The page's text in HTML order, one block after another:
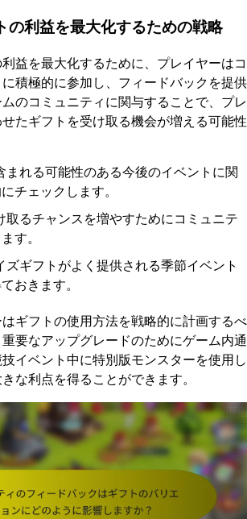
の利益を最大化するための戦略
益を最大化するために、プレイヤーはコ
積極的に参加し、フィードバックを提供
のコミュニティに関与することで、プレ
たギフトを受け取る機会が増える可能性
まれる可能性のある今後のイベントに関
チェックします。
取るチャンスを増やすためにコミュニテ
す。
ズギフトがよく提供される季節イベント
おきます。
ギフトの使用方法を戦略的に計画するべ
要なアップグレードのためにゲーム内通
イベント中に特別版モンスターを使用し
な利点を得ることができます。